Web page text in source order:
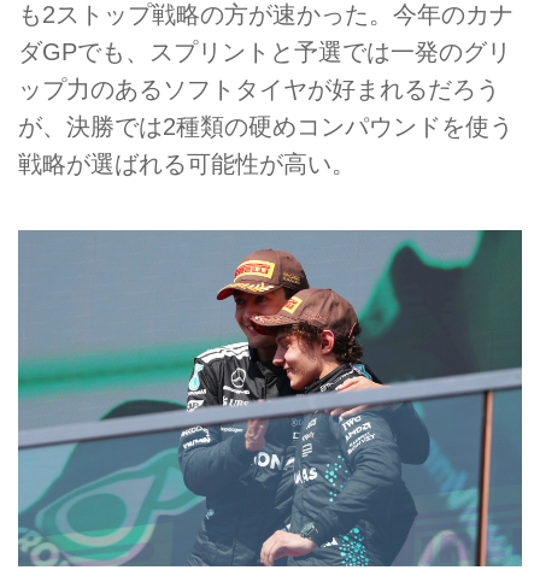
も2ストップ戦略の方が速かった。今年のカナ
ダGPでも、スプリントと予選では一発のグリ
ップ力のあるソフトタイヤが好まれるだろう
が、決勝では2種類の硬めコンパウンドを使う
戦略が選ばれる可能性が高い。